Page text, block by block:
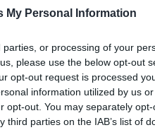
My Personal Information
or processing of your
please use the below opt-out
opt-out request is processed
information utilized by us
opt-out. You may separately
parties on the IAB’s list of